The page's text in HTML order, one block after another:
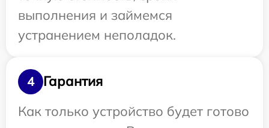
выполнения и займемся
устранением неполадок.
4
Гарантия
Как только устройство будет готово